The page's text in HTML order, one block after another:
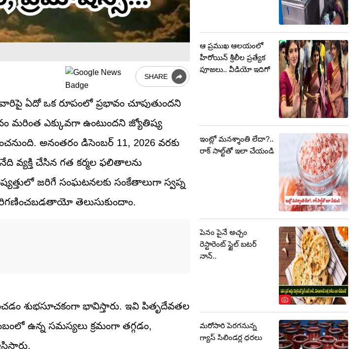
SHARE
ఏదో ఒక రూపంలో ప్రభావం చూపుతుందని
మరింత ఎక్కువగా ఉంటుందని జ్యోతిష్య
అనంతరం డిసెంబర్ 11, 2026 వరకు
వ్యక్తి చేసిన గత కర్మల ఫలితాలను
జరిగే సంఘటనలకు సంకేతాలుగా స్వప్న
పరిగణించబడతాయో తెలుసుకుందాం.
శుభసూచకంగా భావిస్తారు. ఇవి పితృదేవతల
ఉన్న సమస్యలు క్రమంగా తగ్గడం,
ఆ ప్రముఖ ఆలయంలో
హీరోయిన్ శ్రీలీల ప్రత్యేక
పూజలు.. వీడియో ఇదిగో
ఇంట్లో మనశ్శాంతి లేదా?..
రాక్ సాల్ట్‌తో ఇలా చేయండి
పెనం పైనే అచ్చం
రెస్టారెంట్ స్టైల్ బటర్
నాన్..
మరోసారి పెరగనున్న
గ్యాస్ సిలిండర్ల ధరలు